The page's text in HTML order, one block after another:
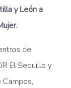
y León a
de
El Sequillo y
Campos,